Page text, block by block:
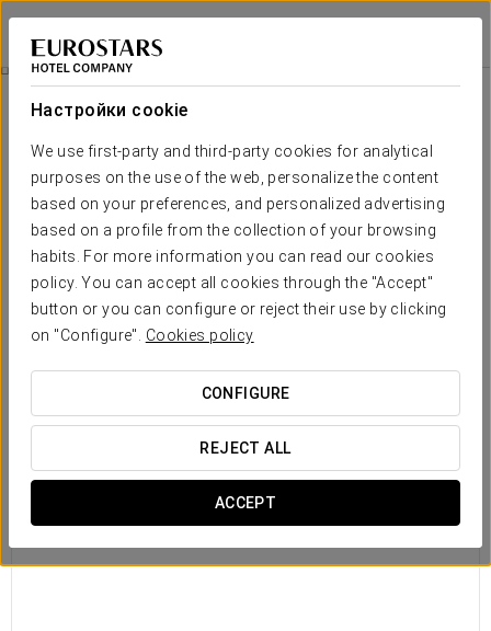
Настройки cookie
We use first-party and third-party cookies for analytical
purposes on the use of the web, personalize the content
based on your preferences, and personalized advertising
based on a profile from the collection of your browsing
habits. For more information you can read our cookies
policy. You can accept all cookies through the "Accept"
button or you can configure or reject their use by clicking
on "Configure". Cookies policy
CONFIGURE
REJECT ALL
ACCEPT
Eurostars Las Salinas
ФУЭРТЕВЕНТУРА
Виллы
Отель Eurostars Las Salinas предлагает своим гостям
великолепные виллы, чтобы пребывание на острове
Фуэртевентура стало незабываемым.
услугам разные типы вилл
для взрослых и детей. Во всех виллах две комнаты, частный
бассейн с шезлонгами, гостиная и кухня.
плоским экраном, сейф, микроволновая печь, холодильник
и отдельная ванная комната с ванной, феном,
гигиеническими принадлежностями и полотенцами для
бассейна.